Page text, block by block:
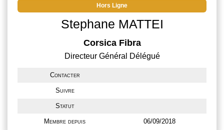
Hors Ligne
Stephane MATTEI
Corsica Fibra
Directeur Général Délégué
Contacter
Suivre
Statut
Membre depuis 06/09/2018